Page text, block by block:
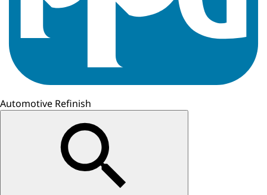
Automotive Refinish